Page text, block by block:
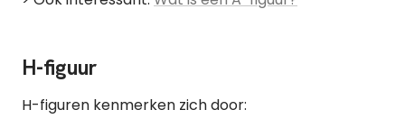
H-figuur
H-figuren kenmerken zich door: